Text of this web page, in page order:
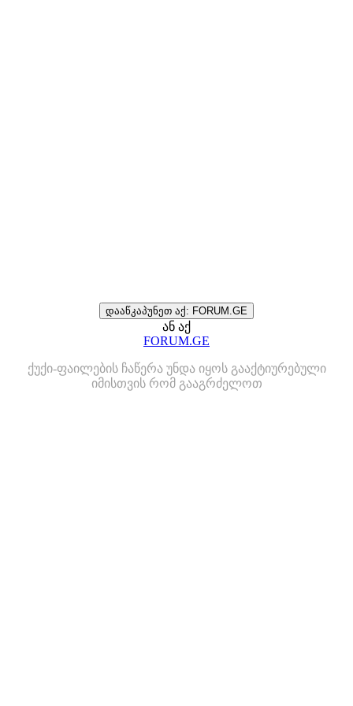
დააწკაპუნეთ აქ: FORUM.GE
ან აქ
FORUM.GE
ქუქი-ფაილების ჩაწერა უნდა იყოს გააქტიურებული
იმისთვის რომ გააგრძელოთ